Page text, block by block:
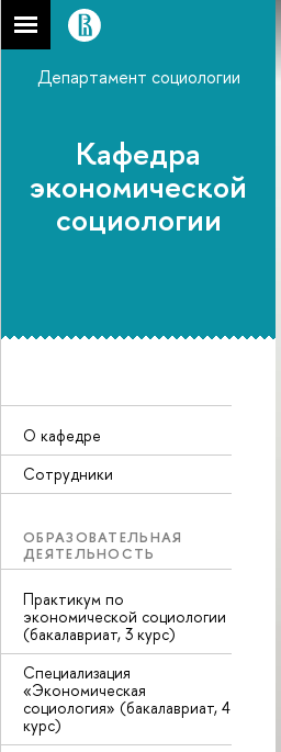
Департамент социологии
Кафедра
экономической
социологии
О кафедре
Сотрудники
ОБРАЗОВАТЕЛЬНАЯ
ДЕЯТЕЛЬНОСТЬ
Практикум по
экономической социологии
(бакалавриат, 3 курс)
Специализация
«Экономическая
социология» (бакалавриат, 4
курс)